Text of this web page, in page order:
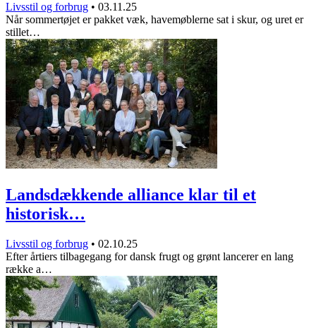
Livsstil og forbrug • 03.11.25
Når sommertøjet er pakket væk, havemøblerne sat i skur, og uret er
stillet…
Landsdækkende alliance klar til et
historisk…
Livsstil og forbrug • 02.10.25
Efter årtiers tilbagegang for dansk frugt og grønt lancerer en lang
række a…